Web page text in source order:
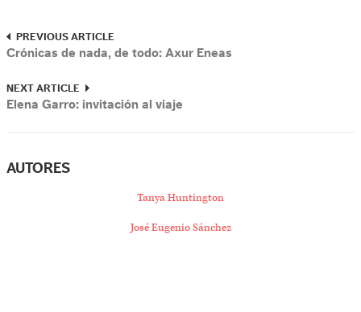
PREVIOUS ARTICLE
Crónicas de nada, de todo: Axur Eneas
NEXT ARTICLE
Elena Garro: invitación al viaje
AUTORES
Tanya Huntington
José Eugenio Sánchez